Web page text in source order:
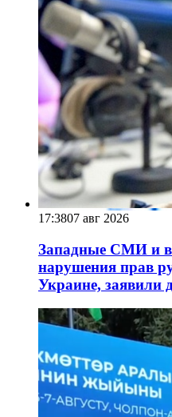
17:3807 авг 2026
Западные СМИ и
нарушения прав
Украине, заявили